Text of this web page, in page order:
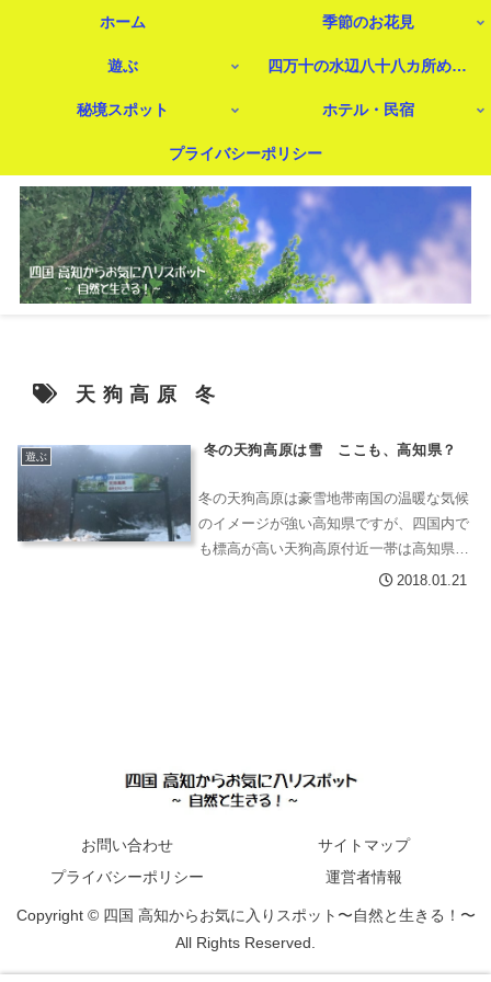
ホーム 季節のお花見
遊ぶ 四万十の水辺八十八カ所めぐり
秘境スポット ホテル・民宿
プライバシーポリシー
天狗高原 冬
遊ぶ 冬の天狗高原は雪 ここも、高知県？
冬の天狗高原は豪雪地帯南国の温暖な気候
のイメージが強い高知県ですが、四国内で
も標高が高い天狗高原付近一帯は高知県内
でも豪雪地帯と言われています。冬の天狗
2018.01.21
お問い合わせ
サイトマップ
プライバシーポリシー
運営者情報
Copyright © 四国 高知からお気に入りスポット〜自然と生きる！〜
All Rights Reserved.